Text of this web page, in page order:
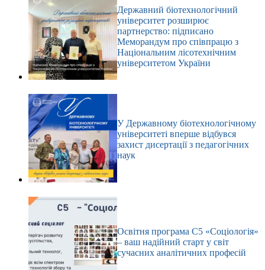
Державний біотехнологічний
університет розширює
партнерство: підписано
Меморандум про співпрацю з
Національним лісотехнічним
університетом України
У Державному біотехнологічному
університеті вперше відбувся
захист дисертації з педагогічних
наук
Освітня програма С5 «Соціологія»
– ваш надійний старт у світ
сучасних аналітичних професій